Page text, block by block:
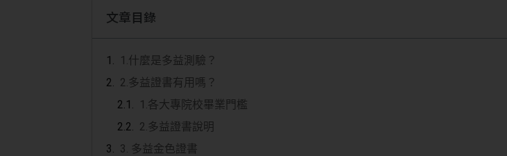
文章目錄
1.什麼是多益測驗？
2.多益證書有用嗎？
1.各大專院校畢業門檻
2.多益證書說明
3. 多益金色證書